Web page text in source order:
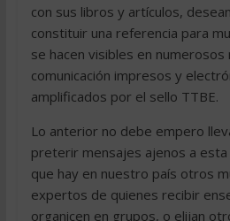
con sus libros y artículos,
constituir una referencia para
se hacen visibles en numerosos
comunicación impresos y
amplificados por el sello TTBE.
Lo anterior no debe empero
preterir mensajes ajenos a esta
que hay en nuestro país otros
expertos de quienes recibir
organicen en grupos, o elijan